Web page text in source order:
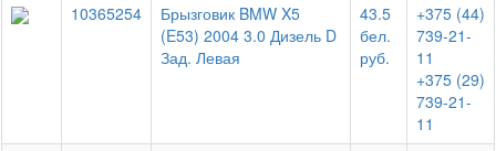
10365254
Брызговик BMW X5
(E53) 2004 3.0 Дизель D
Зад. Левая
43.5
бел.
руб.
+375 (44)
739-21-
11
+375 (29)
739-21-
11